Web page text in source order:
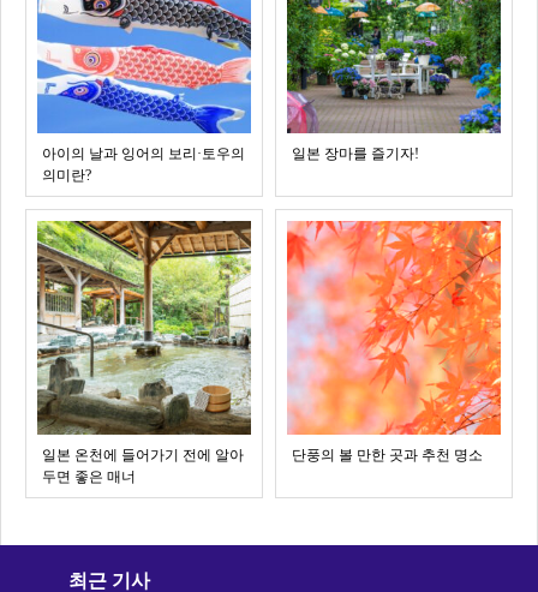
아이의 날과 잉어의 보리·토우의
의미란?
일본 장마를 즐기자!
일본 온천에 들어가기 전에 알아
두면 좋은 매너
단풍의 볼 만한 곳과 추천 명소
최근 기사